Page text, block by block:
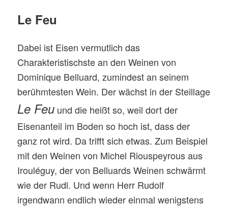
Le Feu
Dabei ist Eisen vermutlich das
Charakteristischste an den Weinen von
Dominique Belluard, zumindest an seinem
berühmtesten Wein. Der wächst in der Steillage
Le Feu und die heißt so, weil dort der
Eisenanteil im Boden so hoch ist, dass der
ganz rot wird. Da trifft sich etwas. Zum Beispiel
mit den Weinen von Michel Riouspeyrous aus
Irouléguy, der von Belluards Weinen schwärmt
wie der Rudl. Und wenn Herr Rudolf
irgendwann endlich wieder einmal wenigstens